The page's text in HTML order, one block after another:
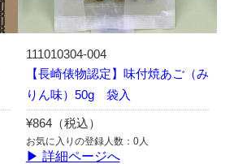
111010304-004
【長崎俵物認定】味付焼あご（み
りん味）50g 袋入
¥864（税込）
お気に入りの登録人数：0人
▶ 詳細ページへ